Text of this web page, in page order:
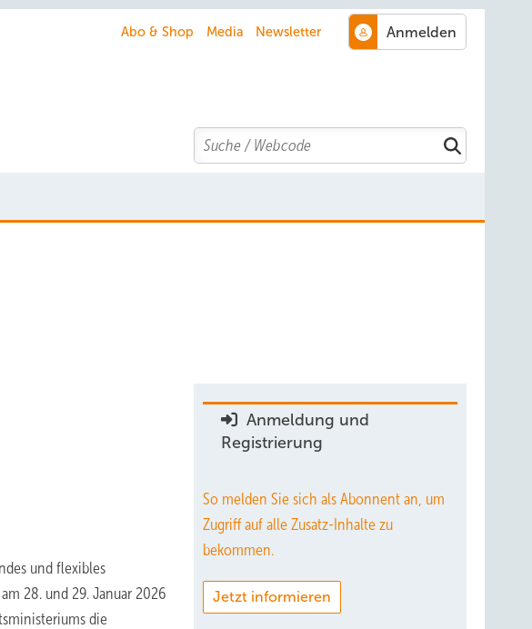
Abo & Shop Media Newsletter
Search
und flexibles
28. und 29. Januar 2026
die
Anmeldung und
Registrierung
So melden Sie sich als Abonnent an, um
Zugriff auf alle Zusatz-Inhalte zu
bekommen.
Jetzt informieren